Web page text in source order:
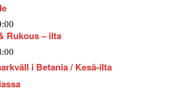
Rukous – ilta
i Betania / Kesä-ilta